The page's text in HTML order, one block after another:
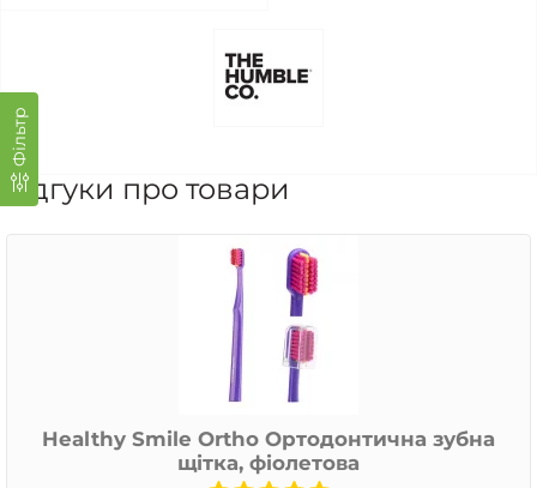
Фільтр
Відгуки про товари
Healthy Smile Ortho Ортодонтична зубна
щітка, фіолетова